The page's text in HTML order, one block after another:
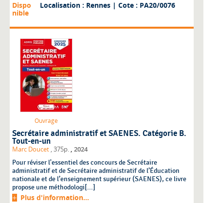
Dispo
nible
Localisation : Rennes | Cote : PA20/0076
Ouvrage
Secrétaire administratif et SAENES. Catégorie B.
Tout-en-un
Marc Doucet , 375p. , 2024
Pour réviser l'essentiel des concours de Secrétaire
administratif et de Secrétaire administratif de l’Éducation
nationale et de l’enseignement supérieur (SAENES), ce livre
propose une méthodologi[...]
Plus d'information...